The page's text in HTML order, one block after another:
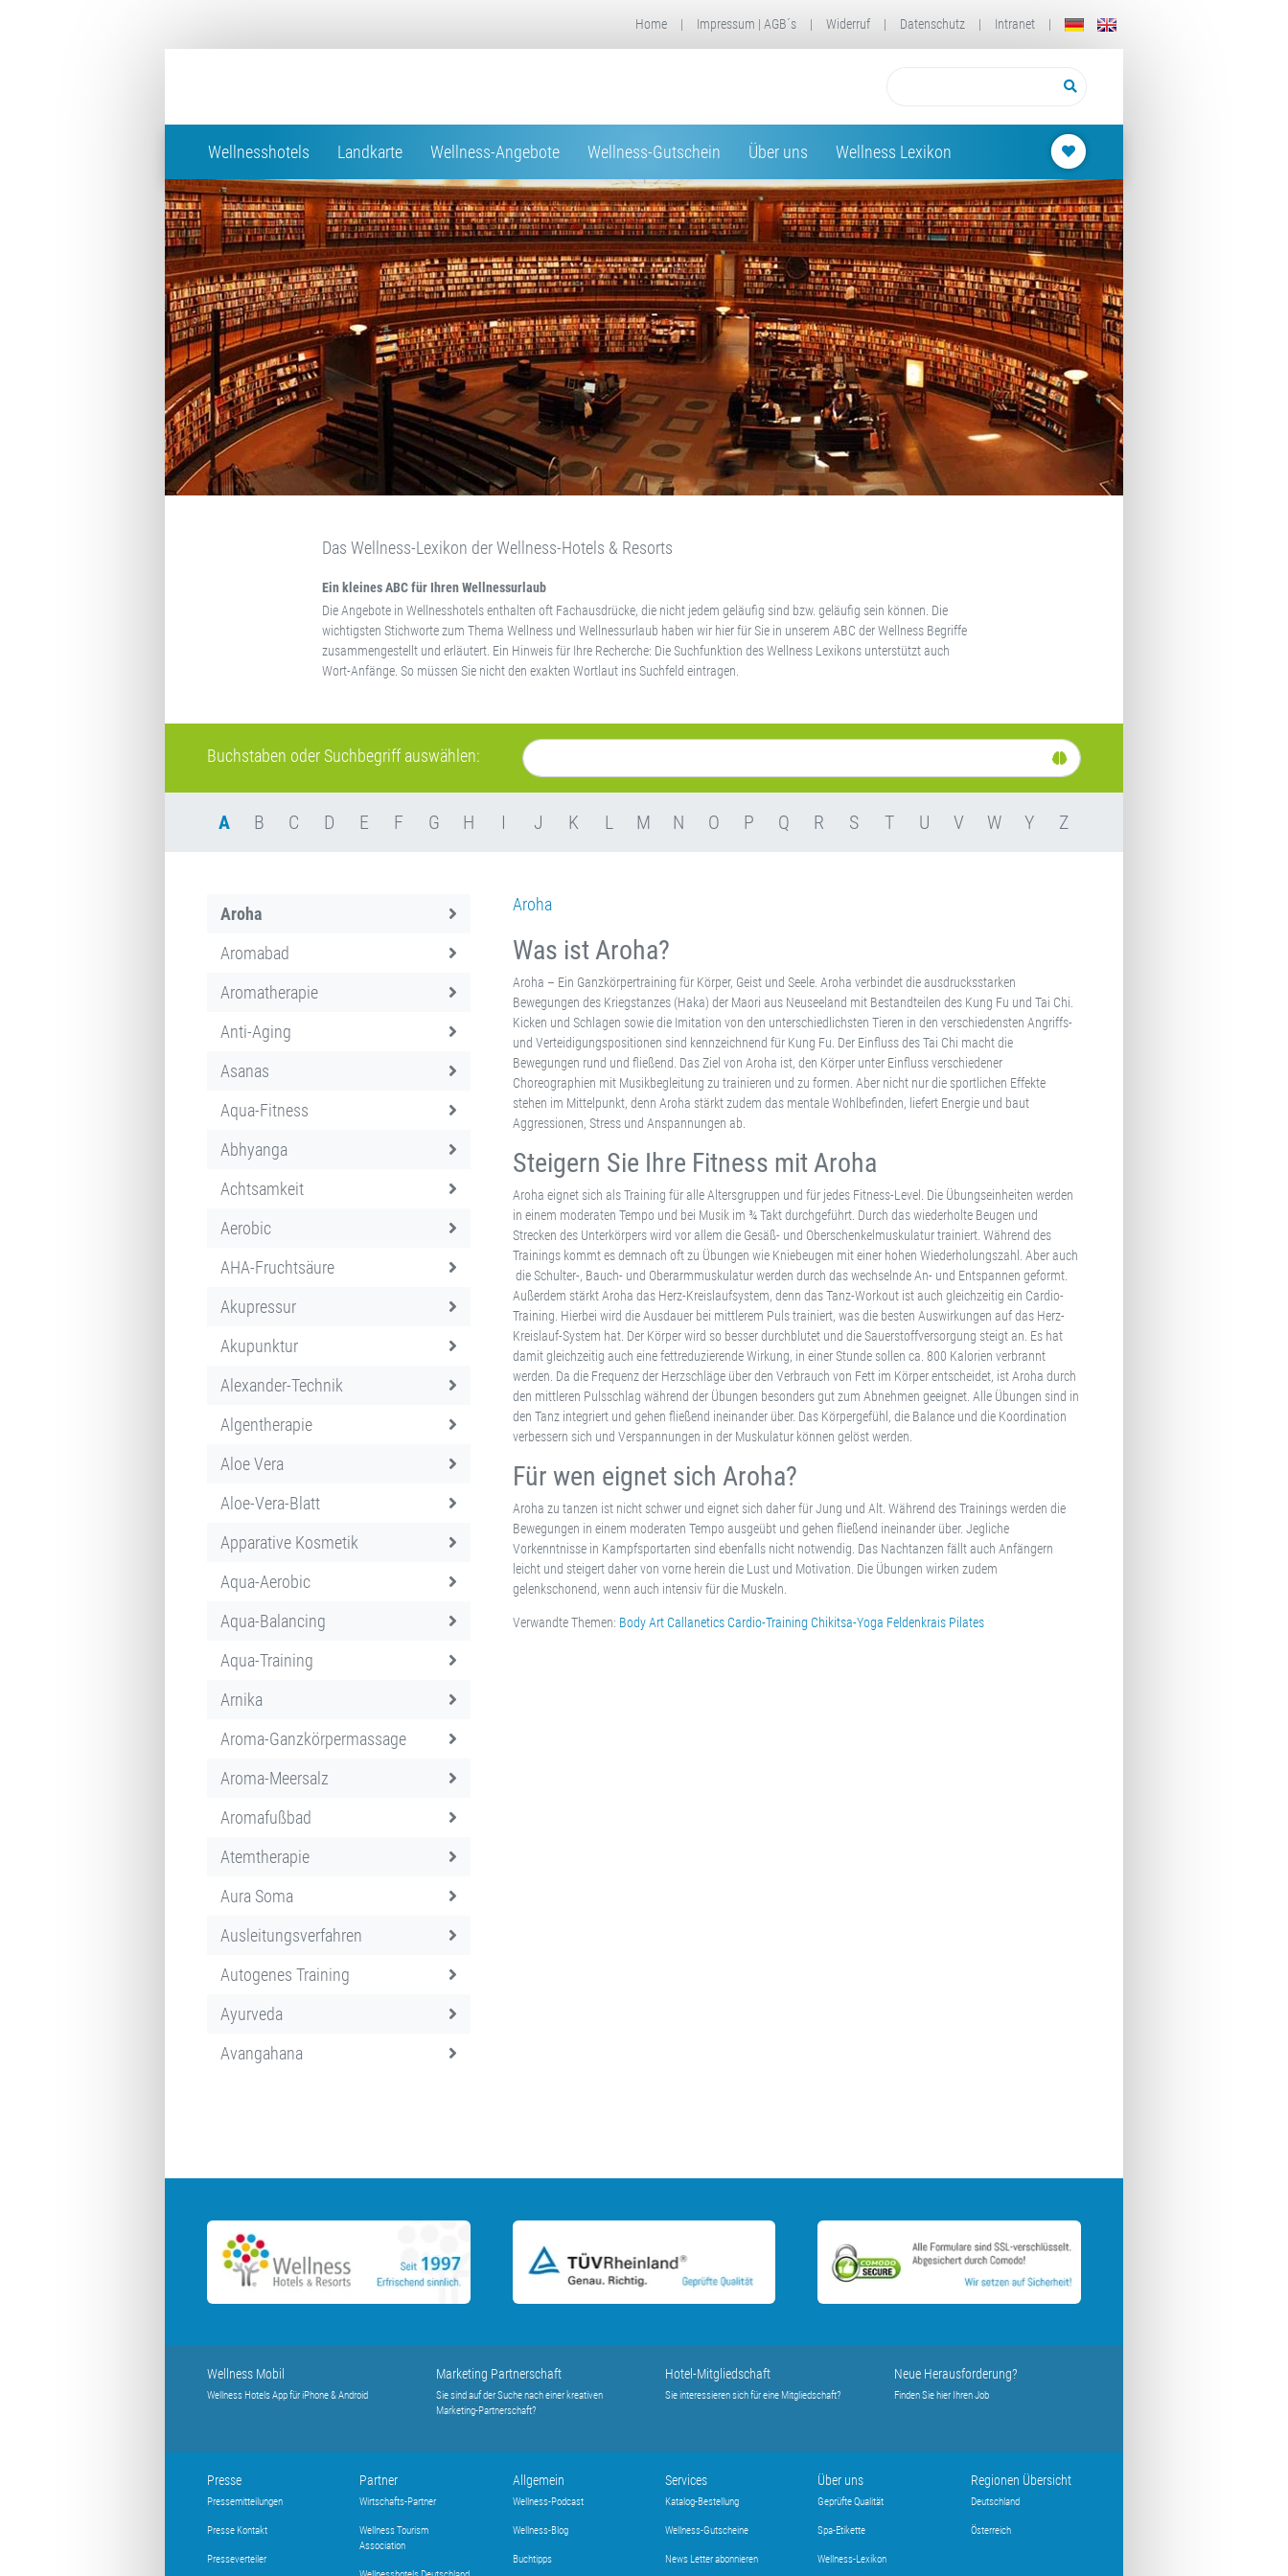
Home | Impressum | AGB´s | Widerruf | Datenschutz | Intranet |
Wellnesshotels Landkarte Wellness-Angebote Wellness-Gutschein Über uns Wellness Lexikon
Das Wellness-Lexikon der Wellness-Hotels & Resorts
Ein kleines ABC für Ihren Wellnessurlaub
Die Angebote in Wellnesshotels enthalten oft Fachausdrücke, die nicht jedem geläufig sind bzw. geläufig sein können. Die
wichtigsten Stichworte zum Thema Wellness und Wellnessurlaub haben wir hier für Sie in unserem ABC der Wellness Begriffe
zusammengestellt und erläutert. Ein Hinweis für Ihre Recherche: Die Suchfunktion des Wellness Lexikons unterstützt auch
Wort-Anfänge. So müssen Sie nicht den exakten Wortlaut ins Suchfeld eintragen.
Buchstaben oder Suchbegriff auswählen:
A B C D E F G H I J K L M N O P Q R S T U V W Y Z
Aroha
Aromabad
Aromatherapie
Anti-Aging
Asanas
Aqua-Fitness
Abhyanga
Achtsamkeit
Aerobic
AHA-Fruchtsäure
Akupressur
Akupunktur
Alexander-Technik
Algentherapie
Aloe Vera
Aloe-Vera-Blatt
Apparative Kosmetik
Aqua-Aerobic
Aqua-Balancing
Aqua-Training
Arnika
Aroma-Ganzkörpermassage
Aroma-Meersalz
Aromafußbad
Atemtherapie
Aura Soma
Ausleitungsverfahren
Autogenes Training
Ayurveda
Avangahana
Aroha
Was ist Aroha?
Aroha – Ein Ganzkörpertraining für Körper, Geist und Seele. Aroha verbindet die ausdrucksstarken
Bewegungen des Kriegstanzes (Haka) der Maori aus Neuseeland mit Bestandteilen des Kung Fu und Tai Chi.
Kicken und Schlagen sowie die Imitation von den unterschiedlichsten Tieren in den verschiedensten Angriffs-
und Verteidigungspositionen sind kennzeichnend für Kung Fu. Der Einfluss des Tai Chi macht die
Bewegungen rund und fließend. Das Ziel von Aroha ist, den Körper unter Einfluss verschiedener
Choreographien mit Musikbegleitung zu trainieren und zu formen. Aber nicht nur die sportlichen Effekte
stehen im Mittelpunkt, denn Aroha stärkt zudem das mentale Wohlbefinden, liefert Energie und baut
Aggressionen, Stress und Anspannungen ab.
Steigern Sie Ihre Fitness mit Aroha
Aroha eignet sich als Training für alle Altersgruppen und für jedes Fitness-Level. Die Übungseinheiten werden
in einem moderaten Tempo und bei Musik im ¾ Takt durchgeführt. Durch das wiederholte Beugen und
Strecken des Unterkörpers wird vor allem die Gesäß- und Oberschenkelmuskulatur trainiert. Während des
Trainings kommt es demnach oft zu Übungen wie Kniebeugen mit einer hohen Wiederholungszahl. Aber auch
die Schulter-, Bauch- und Oberarmmuskulatur werden durch das wechselnde An- und Entspannen geformt.
Außerdem stärkt Aroha das Herz-Kreislaufsystem, denn das Tanz-Workout ist auch gleichzeitig ein Cardio-
Training. Hierbei wird die Ausdauer bei mittlerem Puls trainiert, was die besten Auswirkungen auf das Herz-
Kreislauf-System hat. Der Körper wird so besser durchblutet und die Sauerstoffversorgung steigt an. Es hat
damit gleichzeitig auch eine fettreduzierende Wirkung, in einer Stunde sollen ca. 800 Kalorien verbrannt
werden. Da die Frequenz der Herzschläge über den Verbrauch von Fett im Körper entscheidet, ist Aroha durch
den mittleren Pulsschlag während der Übungen besonders gut zum Abnehmen geeignet. Alle Übungen sind in
den Tanz integriert und gehen fließend ineinander über. Das Körpergefühl, die Balance und die Koordination
verbessern sich und Verspannungen in der Muskulatur können gelöst werden.
Für wen eignet sich Aroha?
Aroha zu tanzen ist nicht schwer und eignet sich daher für Jung und Alt. Während des Trainings werden die
Bewegungen in einem moderaten Tempo ausgeübt und gehen fließend ineinander über. Jegliche
Vorkenntnisse in Kampfsportarten sind ebenfalls nicht notwendig. Das Nachtanzen fällt auch Anfängern
leicht und steigert daher von vorne herein die Lust und Motivation. Die Übungen wirken zudem
gelenkschonend, wenn auch intensiv für die Muskeln.
Verwandte Themen: Body Art Callanetics Cardio-Training Chikitsa-Yoga Feldenkrais Pilates
Wellness Mobil
Wellness Hotels App für iPhone & Android
Marketing Partnerschaft
Sie sind auf der Suche nach einer kreativen
Marketing-Partnerschaft?
Hotel-Mitgliedschaft
Sie interessieren sich für eine Mitgliedschaft?
Neue Herausforderung?
Finden Sie hier Ihren Job
Presse
Pressemitteilungen
Presse Kontakt
Presseverteiler
Partner
Wirtschafts-Partner
Wellness Tourism
Association
Allgemein
Wellness-Podcast
Wellness-Blog
Buchtipps
Services
Katalog-Bestellung
Wellness-Gutscheine
News Letter abonnieren
Über uns
Geprüfte Qualität
Spa-Etikette
Wellness-Lexikon
Regionen Übersicht
Deutschland
Österreich